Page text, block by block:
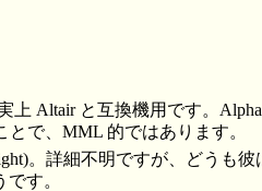
上 Altair と互換機用です。
で、MML 的ではあります。
。詳細不明ですが、どうも
す。